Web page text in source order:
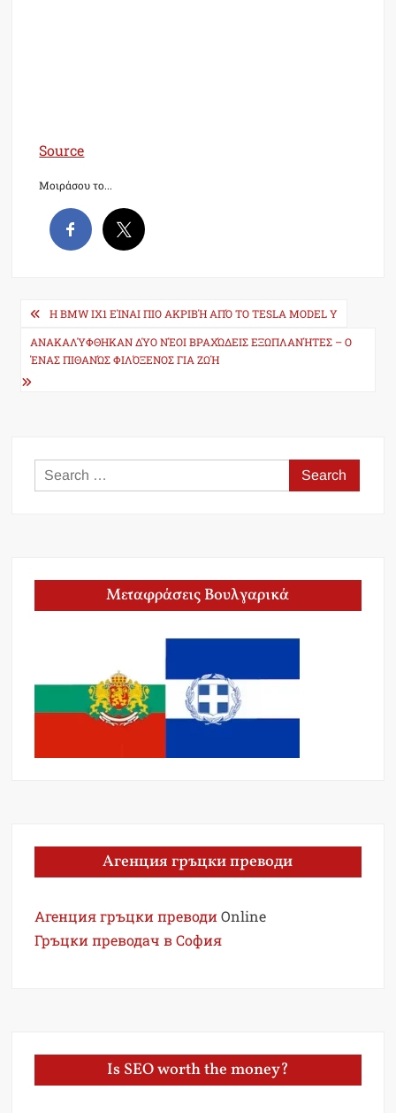
Source
Μοιράσου το...
Post
navigation
H BMW IX1 ΕΊΝΑΙ ΠΙΟ ΑΚΡΙΒΉ ΑΠΌ ΤΟ TESLA MODEL Y
ΑΝΑΚΑΛΎΦΘΗΚΑΝ ΔΎΟ ΝΈΟΙ ΒΡΑΧΏΔΕΙΣ ΕΞΩΠΛΑΝΉΤΕΣ – Ο
ΈΝΑΣ ΠΙΘΑΝΏΣ ΦΙΛΌΞΕΝΟΣ ΓΙΑ ΖΩΉ
Search
for:
Μεταφράσεις Βουλγαρικά
Агенция гръцки преводи
Агенция гръцки преводи Online
Гръцки преводач в София
Is SEO worth the money?